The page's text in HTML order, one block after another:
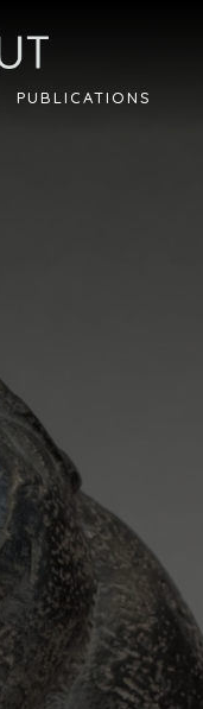
PUBLICATIONS